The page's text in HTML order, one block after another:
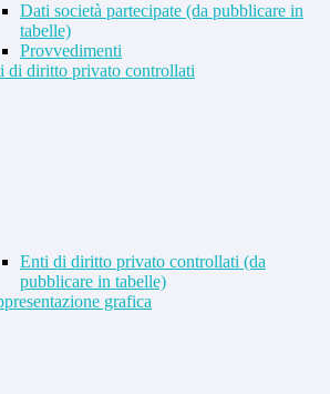
Dati società partecipate (da pubblicare in
tabelle)
Provvedimenti
di diritto privato controllati
Enti di diritto privato controllati (da
pubblicare in tabelle)
grafica